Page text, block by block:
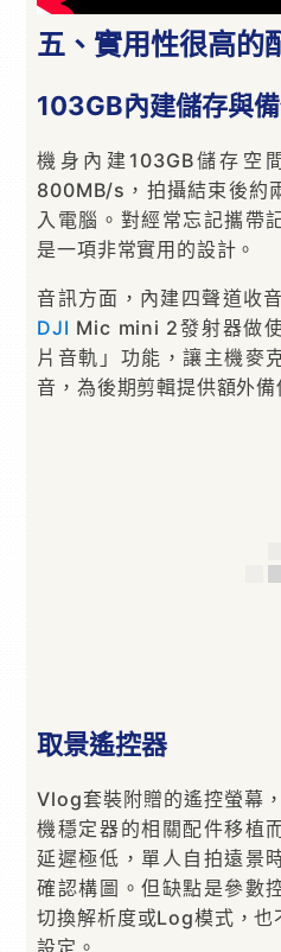
五、實用性很高的
103GB內建儲存與
機身內建103GB儲存空
800MB/s，拍攝結束後約
入電腦。對經常忘記攜帶
是一項非常實用的設計。
音訊方面，內建四聲道收
DJI Mic mini 2發射器做
片音軌」功能，讓主機麥
音，為後期剪輯提供額外備
取景遙控器
Vlog套裝附贈的遙控螢幕
機穩定器的相關配件移植
延遲極低，單人自拍遠景
確認構圖。但缺點是參數
切換解析度或Log模式，
設定。